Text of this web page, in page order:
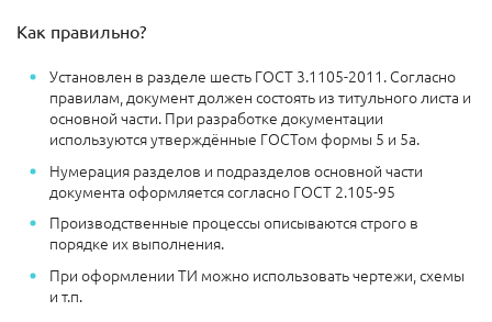
Как правильно?
Установлен в разделе шесть ГОСТ 3.1105-2011. Согласно
правилам, документ должен состоять из титульного листа и
основной части. При разработке документации
используются утверждённые ГОСТом формы 5 и 5а.
Нумерация разделов и подразделов основной части
документа оформляется согласно ГОСТ 2.105-95
Производственные процессы описываются строго в
порядке их выполнения.
При оформлении ТИ можно использовать чертежи, схемы
и т.п.